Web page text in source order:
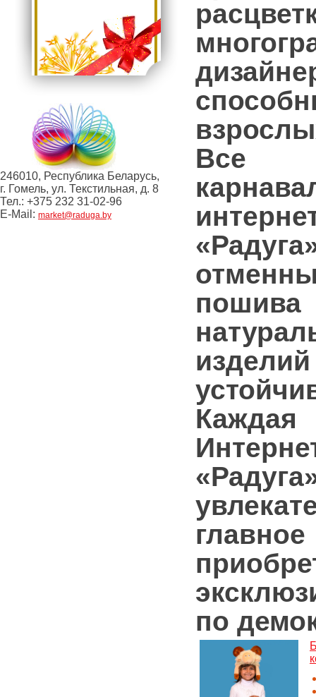
246010, Республика Беларусь,
г. Гомель, ул. Текстильная, д. 8
Тел.: +375 232 31-02-96
E-Mail: market@raduga.by
по